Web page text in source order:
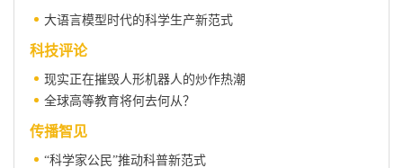
大语言模型时代的科学生产新范式
科技评论
现实正在摧毁人形机器人的炒作热潮
全球高等教育将何去何从？
传播智见
“科学家公民”推动科普新范式